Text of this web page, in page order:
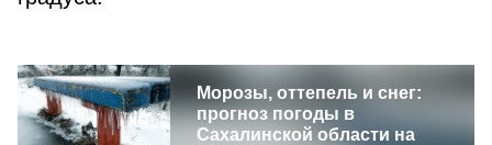
Морозы, оттепель и снег:
прогноз погоды в
Сахалинской области на